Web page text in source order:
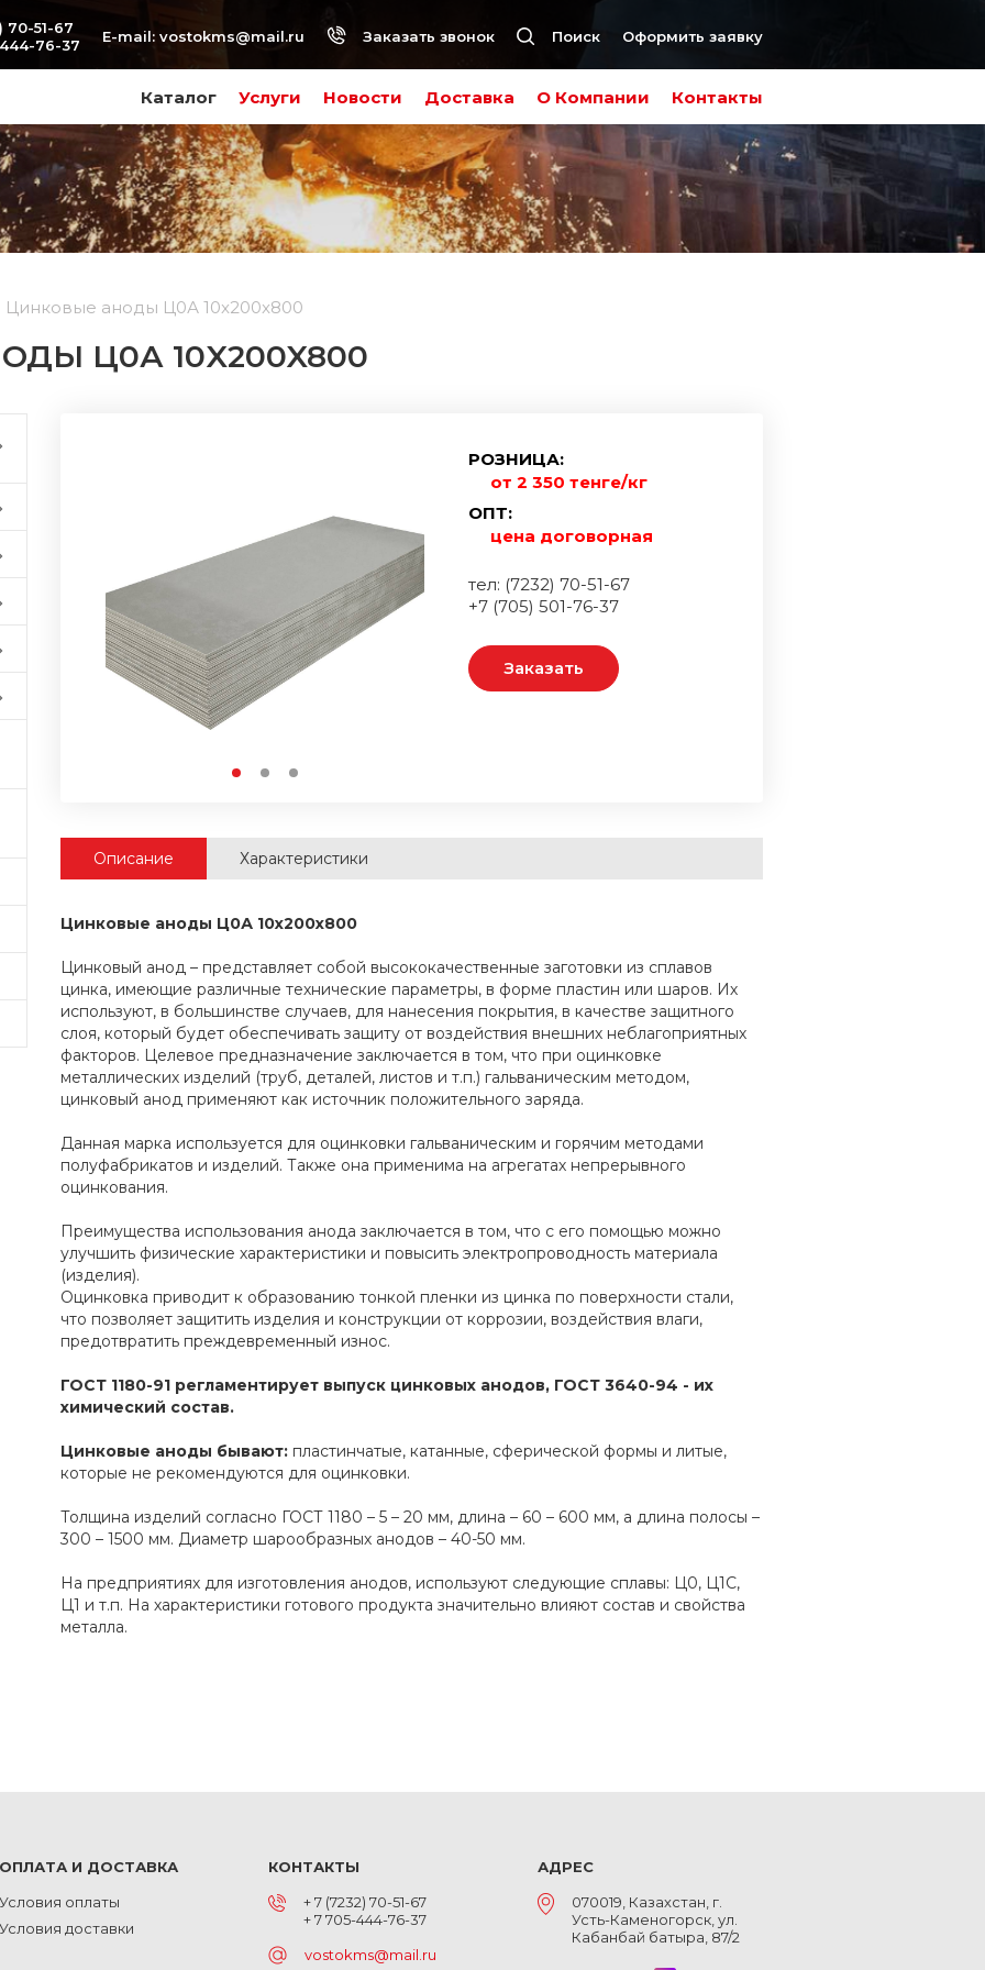
Каталог Услуги Новости Доставка О Компании Контакты
70-51-67
76-37
E-mail: vostokms@mail.ru Заказать звонок Поиск Оформить заявку
Цинковые аноды Ц0А 10x200x800
Ц0А 10X200X800
РОЗНИЦА:
от 2 350 тенге/кг
ОПТ:
цена договорная
тел: (7232) 70-51-67
+7 (705) 501-76-37
Заказать
Описание Характеристики
Цинковые аноды Ц0А 10x200x800
Цинковый анод – представляет собой высококачественные заготовки из сплавов
цинка, имеющие различные технические параметры, в форме пластин или шаров. Их
используют, в большинстве случаев, для нанесения покрытия, в качестве защитного
слоя, который будет обеспечивать защиту от воздействия внешних неблагоприятных
факторов. Целевое предназначение заключается в том, что при оцинковке
металлических изделий (труб, деталей, листов и т.п.) гальваническим методом,
цинковый анод применяют как источник положительного заряда.
Данная марка используется для оцинковки гальваническим и горячим методами
полуфабрикатов и изделий. Также она применима на агрегатах непрерывного
оцинкования.
Преимущества использования анода заключается в том, что с его помощью можно
улучшить физические характеристики и повысить электропроводность материала
(изделия).
Оцинковка приводит к образованию тонкой пленки из цинка по поверхности стали,
что позволяет защитить изделия и конструкции от коррозии, воздействия влаги,
предотвратить преждевременный износ.
ГОСТ 1180-91 регламентирует выпуск цинковых анодов, ГОСТ 3640-94 - их
химический состав.
Цинковые аноды бывают:пластинчатые, катанные, сферической формы и литые,
которые не рекомендуются для оцинковки.
Толщина изделий согласно ГОСТ 1180 – 5 – 20 мм, длина – 60 – 600 мм, а длина полосы –
300 – 1500 мм. Диаметр шарообразных анодов – 40-50 мм.
На предприятиях для изготовления анодов, используют следующие сплавы: Ц0, Ц1С,
Ц1 и т.п. На характеристики готового продукта значительно влияют состав и свойства
металла.
ОПЛАТА И ДОСТАВКА
Условия оплаты
Условия доставки
КОНТАКТЫ
+ 7 (7232) 70-51-67
+ 7 705-444-76-37
vostokms@mail.ru
АДРЕС
070019, Казахстан, г.
Усть-Каменогорск, ул.
Кабанбай батыра, 87/2